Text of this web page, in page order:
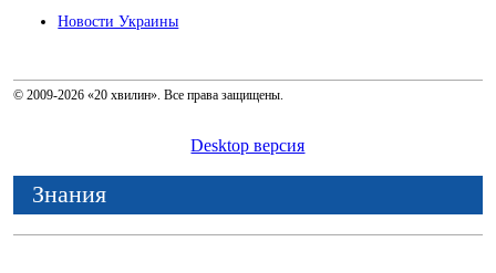
Новости Украины
© 2009-2026 «20 хвилин». Все права защищены.
Desktop версия
Знания